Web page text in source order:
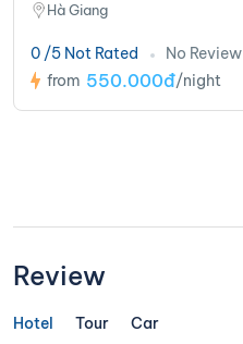
Hà Giang
0 /5 Not Rated
No Review
from 550.000đ/night
Review
Hotel Tour Car